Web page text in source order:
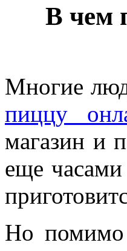
В чем
Многие
пиццу
магазин и
еще
Но помимо